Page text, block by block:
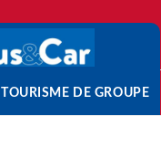
TOURISME DE GROUPE